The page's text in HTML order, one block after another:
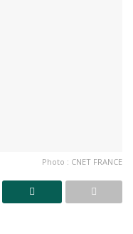
Photo : CNET FRANCE